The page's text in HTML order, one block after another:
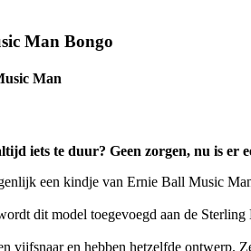
Man Bongo
Man
iets te duur? Geen zorgen, nu is er
een kindje van Ernie Ball Music
dit model toegevoegd aan de
vijfsnaar en hebben hetzelfde ontwerp.